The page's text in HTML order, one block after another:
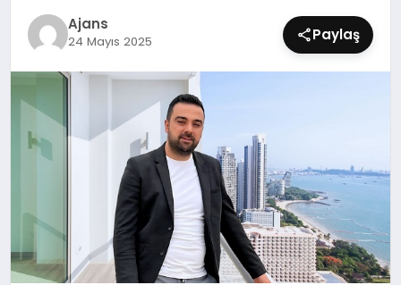
Ajans
24 Mayıs 2025 Paylaş